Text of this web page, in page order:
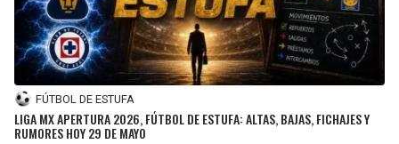
FÚTBOL DE ESTUFA
LIGA MX APERTURA 2026, FÚTBOL DE ESTUFA: ALTAS, BAJAS, FICHAJES Y
RUMORES HOY 29 DE MAYO